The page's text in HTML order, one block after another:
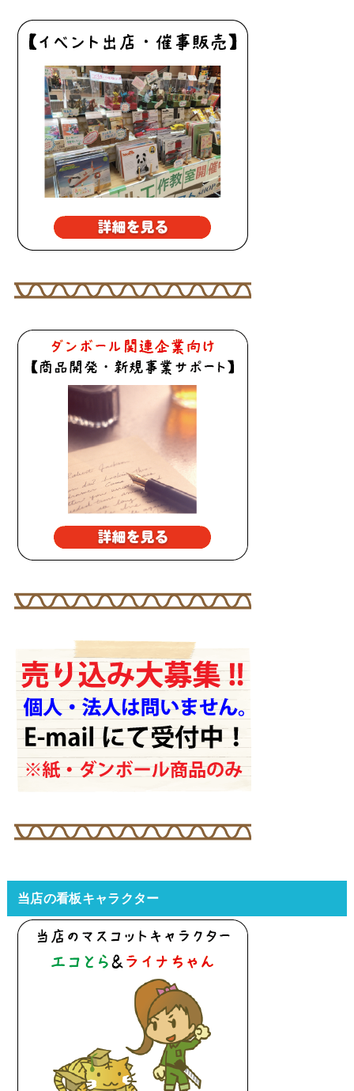
当店の看板キャラクター